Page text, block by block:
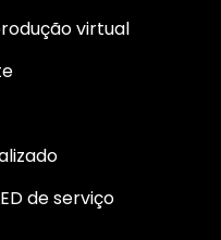
virtual
de serviço